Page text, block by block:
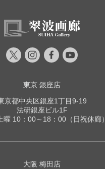
東京 銀座店
京都中央区銀座1丁目9-19
法研銀座ビル1F
曜 10：00～18：00（日祝休廊）
大阪 梅田店